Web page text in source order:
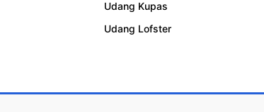
Udang Kupas
Udang Lofster